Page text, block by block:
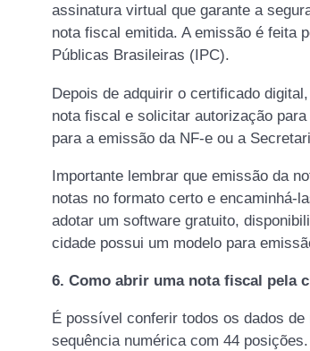
assinatura virtual que garante a
nota fiscal emitida. A emissão é feita
Públicas Brasileiras (IPC).
Depois de adquirir o certificado
nota fiscal e solicitar autorização
para a emissão da NF-e ou a
Importante lembrar que emissão da
notas no formato certo e encaminhá-
adotar um software gratuito,
cidade possui um modelo para
6. Como abrir uma nota fiscal pela
É possível conferir todos os dados
sequência numérica com 44